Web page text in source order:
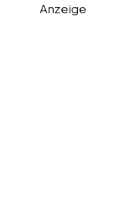
Anzeige